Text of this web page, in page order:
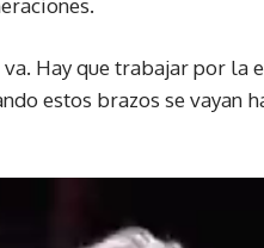
Hay que trabajar por la
estos brazos se vayan